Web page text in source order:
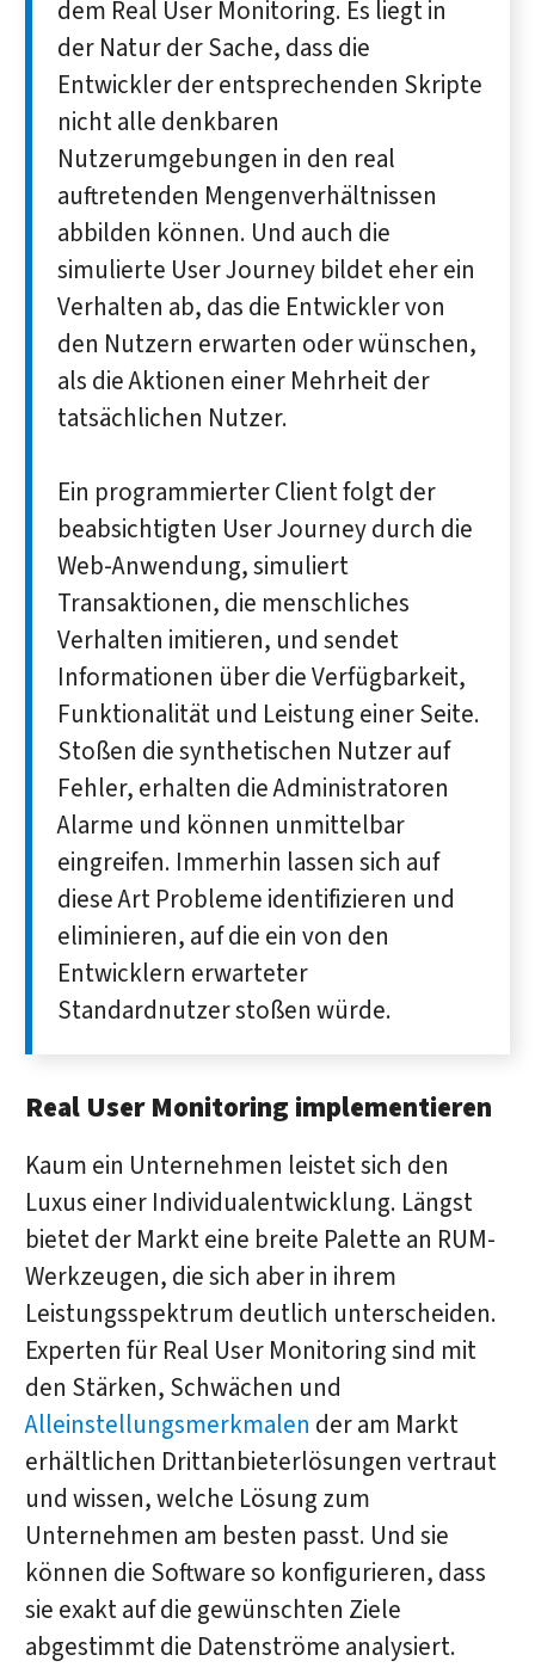
dem Real User Monitoring. Es liegt in
der Natur der Sache, dass die
Entwickler der entsprechenden Skripte
nicht alle denkbaren
Nutzerumgebungen in den real
auftretenden Mengenverhältnissen
abbilden können. Und auch die
simulierte User Journey bildet eher ein
Verhalten ab, das die Entwickler von
den Nutzern erwarten oder wünschen,
als die Aktionen einer Mehrheit der
tatsächlichen Nutzer.
Ein programmierter Client folgt der
beabsichtigten User Journey durch die
Web-Anwendung, simuliert
Transaktionen, die menschliches
Verhalten imitieren, und sendet
Informationen über die Verfügbarkeit,
Funktionalität und Leistung einer Seite.
Stoßen die synthetischen Nutzer auf
Fehler, erhalten die Administratoren
Alarme und können unmittelbar
eingreifen. Immerhin lassen sich auf
diese Art Probleme identifizieren und
eliminieren, auf die ein von den
Entwicklern erwarteter
Standardnutzer stoßen würde.
Real User Monitoring implementieren
Kaum ein Unternehmen leistet sich den
Luxus einer Individualentwicklung. Längst
bietet der Markt eine breite Palette an RUM-
Werkzeugen, die sich aber in ihrem
Leistungsspektrum deutlich unterscheiden.
Experten für Real User Monitoring sind mit
den Stärken, Schwächen und
Alleinstellungsmerkmalen der am Markt
erhältlichen Drittanbieterlösungen vertraut
und wissen, welche Lösung zum
Unternehmen am besten passt. Und sie
können die Software so konfigurieren, dass
sie exakt auf die gewünschten Ziele
abgestimmt die Datenströme analysiert.